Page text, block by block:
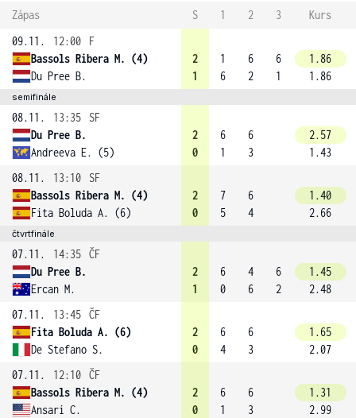
Zápas S 1 2 3
Kurs
09.11.
12:00
F
Bassols Ribera M. (4)
Du Pree B.
2
1
1
6
6
2
6
1
1.86
1.86
semifinále
08.11. 13:35
SF
Du Pree B.
Andreeva E. (5)
2
0
6
1
6
3
2.57
1.43
08.11.
13:10
SF
Bassols Ribera M. (4)
Fita Boluda A. (6)
2
0
7
5
6
4
1.40
2.66
čtvrtfinále
07.11. 14:35 ČF
Du Pree B.
Ercan M.
2
1
6
0
4
6
6
2
1.45
2.48
07.11.
13:45 ČF
Fita Boluda A. (6)
De Stefano S.
2
0
6
4
6
3
1.65
2.07
07.11.
12:10 ČF
Bassols Ribera M. (4)
Ansari C.
2
0
6
1
6
3
1.31
2.99